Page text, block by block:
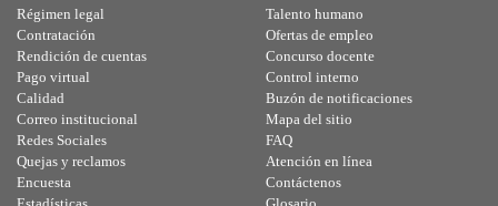
Régimen legal
Contratación
Rendición de cuentas
Pago virtual
Calidad
Talento humano
Ofertas de empleo
Concurso docente
Control interno
Buzón de notificaciones
Correo institucional
Redes Sociales
Quejas y reclamos
Encuesta
Mapa del sitio
FAQ
Atención en línea
Contáctenos